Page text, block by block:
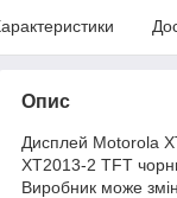
Опис
Дисплей Motorola
XT2013-2 TFT
Виробник може